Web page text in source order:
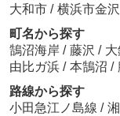
大和市 / 横浜市金
町名から探す
鵠沼海岸 / 藤沢 /
由比ガ浜 / 本鵠沼 /
路線から探す
小田急江ノ島線 /